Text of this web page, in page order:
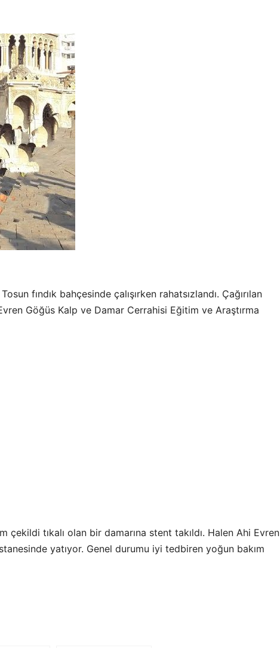
fındık bahçesinde çalışırken rahatsızlandı. Çağırılan
Göğüs Kalp ve Damar Cerrahisi Eğitim ve Araştırma
tıkalı olan bir damarına stent takıldı. Halen Ahi Evren
yatıyor. Genel durumu iyi tedbiren yoğun bakım